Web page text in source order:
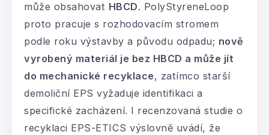
může obsahovat HBCD. PolyStyreneLoop
proto pracuje s rozhodovacím stromem
podle roku výstavby a původu odpadu; nově
vyrobený materiál je bez HBCD a může jít
do mechanické recyklace, zatímco starší
demoliční EPS vyžaduje identifikaci a
specifické zacházení. I recenzovaná studie o
recyklaci EPS-ETICS výslovně uvádí, že